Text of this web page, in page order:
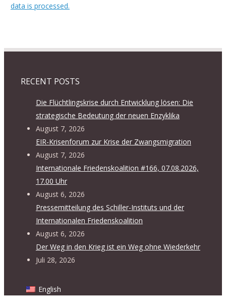
data is processed.
RECENT POSTS
Die Flüchtlingskrise durch Entwicklung lösen: Die
strategische Bedeutung der neuen Enzyklika
August 7, 2026
EIR-Krisenforum zur Krise der Zwangsmigration
August 7, 2026
Internationale Friedenskoalition #166, 07.08.2026,
17.00 Uhr
August 6, 2026
Pressemitteilung des Schiller-Instituts und der
Internationalen Friedenskoalition
August 6, 2026
Der Weg in den Krieg ist ein Weg ohne Wiederkehr
Juli 28, 2026
English